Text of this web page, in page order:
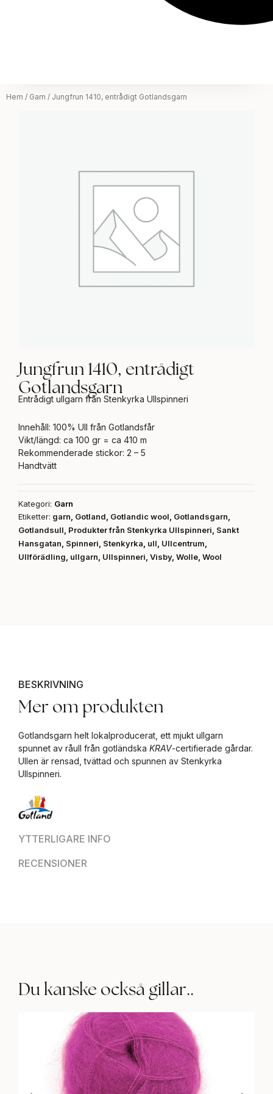
Hem / Garn / Jungfrun 1410, entrådigt Gotlandsgarn
Jungfrun 1410, entrådigt
Gotlandsgarn
Entrådigt ullgarn från Stenkyrka Ullspinneri
Innehåll: 100% Ull från Gotlandsfår
Vikt/längd: ca 100 gr = ca 410 m
Rekommenderade stickor: 2 – 5
Handtvätt
Kategori: Garn
Etiketter: garn, Gotland, Gotlandic wool, Gotlandsgarn,
Gotlandsull, Produkter från Stenkyrka Ullspinneri, Sankt
Hansgatan, Spinneri, Stenkyrka, ull, Ullcentrum,
Ullförädling, ullgarn, Ullspinneri, Visby, Wolle, Wool
BESKRIVNING
YTTERLIGARE INFO
RECENSIONER
Mer om produkten
Gotlandsgarn helt lokalproducerat, ett mjukt ullgarn
spunnet av råull från gotländska KRAV-certifierade gårdar.
Ullen är rensad, tvättad och spunnen av Stenkyrka
Ullspinneri.
Du kanske också gillar..